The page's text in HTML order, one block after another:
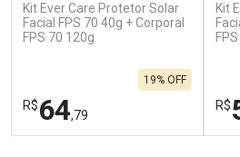
Kit Ever Care Protetor Solar
Facial FPS 70 40g + Corporal
FPS 70 120g
R$64,79
19% OFF
Kit
R$